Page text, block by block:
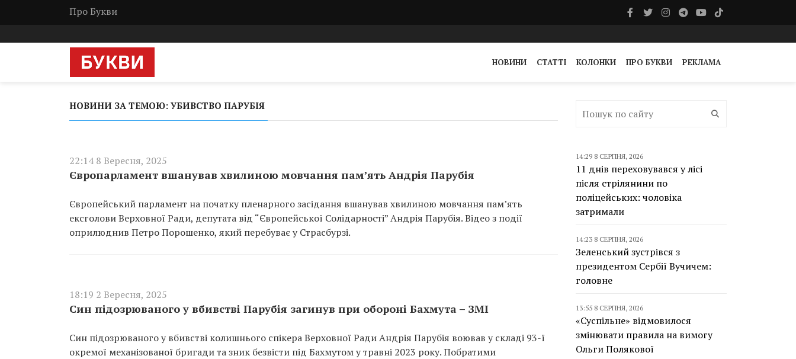
Про Букви
НОВИНИ СТАТТІ КОЛОНКИ ПРО БУКВИ РЕКЛАМА
НОВИНИ ЗА ТЕМОЮ: УБИВСТВО ПАРУБІЯ
22:14 8 Вересня, 2025
Європарламент вшанував хвилиною мовчання памʼять Андрія Парубія
Європейський парламент на початку пленарного засідання вшанував хвилиною мовчання памʼять
ексголови Верховної Ради, депутата від “Європейської Солідарності” Андрія Парубія. Відео з події
оприлюднив Петро Порошенко, який перебуває у Страсбурзі.
18:19 2 Вересня, 2025
Син підозрюваного у вбивстві Парубія загинув при обороні Бахмута – ЗМІ
Син підозрюваного у вбивстві колишнього спікера Верховної Ради Андрія Парубія воював у складі 93-ї
окремої механізованої бригади та зник безвісти під Бахмутом у травні 2023 року. Побратими
14:29 8 СЕРПНЯ, 2026
11 днів переховувався у лісі
після стрілянини по
поліцейських: чоловіка
затримали
14:23 8 СЕРПНЯ, 2026
Зеленський зустрівся з
президентом Сербії Вучичем:
головне
13:55 8 СЕРПНЯ, 2026
«Суспільне» відмовилося
змінювати правила на вимогу
Ольги Полякової